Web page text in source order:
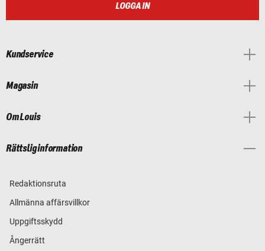
LOGGA IN
Kundservice
Magasin
Om Louis
Rättslig information
Redaktionsruta
Allmänna affärsvillkor
Uppgiftsskydd
Ångerrätt